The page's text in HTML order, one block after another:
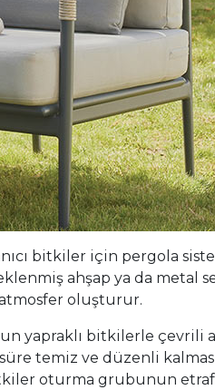
bitkiler için pergola
ahşap ya da metal
oluşturur.
yapraklı bitkilerle çevrili
temiz ve düzenli
oturma grubunun